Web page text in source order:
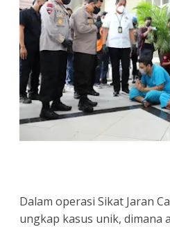
Dalam operasi Sikat Jaran
ungkap kasus unik, dimana